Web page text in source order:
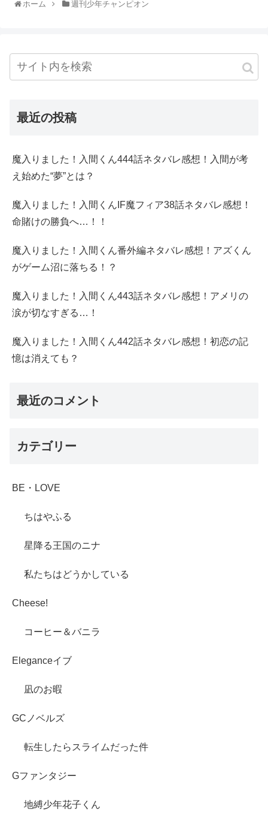
ホーム 週刊少年チャンピオン
最近の投稿
魔入りました！入間くん444話ネタバレ感想！入間が考
え始めた“夢”とは？
魔入りました！入間くんIF魔フィア38話ネタバレ感想！
命賭けの勝負へ…！！
魔入りました！入間くん番外編ネタバレ感想！アズくん
がゲーム沼に落ちる！？
魔入りました！入間くん443話ネタバレ感想！アメリの
涙が切なすぎる…！
魔入りました！入間くん442話ネタバレ感想！初恋の記
憶は消えても？
最近のコメント
カテゴリー
BE・LOVE
ちはやふる
星降る王国のニナ
私たちはどうかしている
Cheese!
コーヒー＆バニラ
Eleganceイブ
凪のお暇
GCノベルズ
転生したらスライムだった件
Gファンタジー
地縛少年花子くん